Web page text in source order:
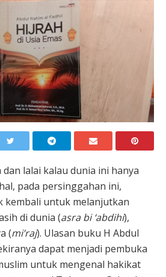
lalai kalau dunia ini hanya
pada persinggahan ini,
kembali untuk melanjutkan
di dunia (asra bi ‘abdihi),
(mi’raj). Ulasan buku H Abdul
dapat menjadi pembuka
untuk mengenal hakikat